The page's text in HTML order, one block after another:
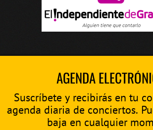
AGENDA
Suscríbete y recibirás en tu
agenda diaria de conciertos.
baja en cualquier